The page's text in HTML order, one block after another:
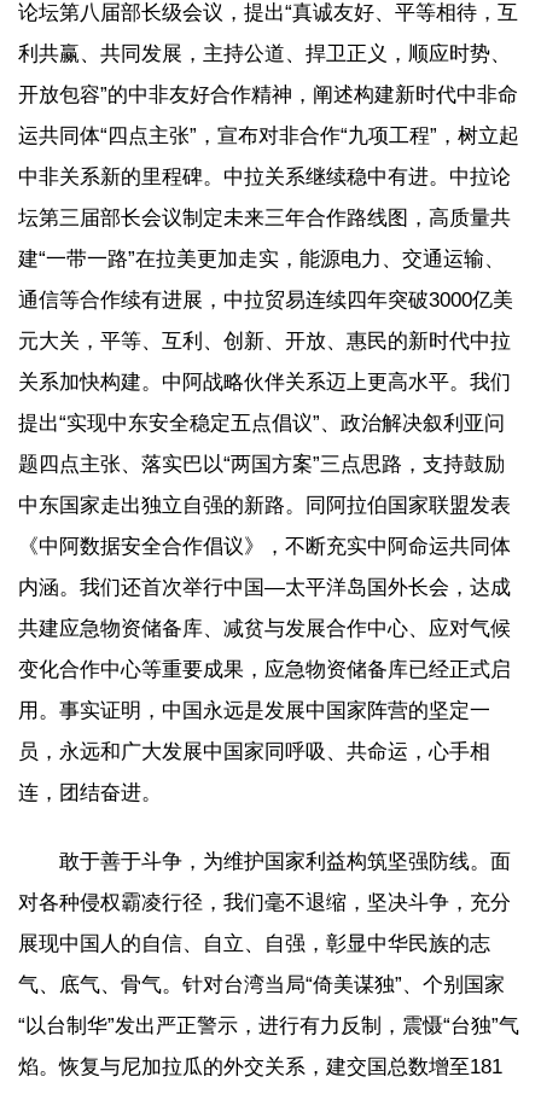
论坛第八届部长级会议，提出“真诚友好、平等相待，互
利共赢、共同发展，主持公道、捍卫正义，顺应时势、
开放包容”的中非友好合作精神，阐述构建新时代中非命
运共同体“四点主张”，宣布对非合作“九项工程”，树立起
中非关系新的里程碑。中拉关系继续稳中有进。中拉论
坛第三届部长会议制定未来三年合作路线图，高质量共
建“一带一路”在拉美更加走实，能源电力、交通运输、
通信等合作续有进展，中拉贸易连续四年突破3000亿美
元大关，平等、互利、创新、开放、惠民的新时代中拉
关系加快构建。中阿战略伙伴关系迈上更高水平。我们
提出“实现中东安全稳定五点倡议”、政治解决叙利亚问
题四点主张、落实巴以“两国方案”三点思路，支持鼓励
中东国家走出独立自强的新路。同阿拉伯国家联盟发表
《中阿数据安全合作倡议》，不断充实中阿命运共同体
内涵。我们还首次举行中国—太平洋岛国外长会，达成
共建应急物资储备库、减贫与发展合作中心、应对气候
变化合作中心等重要成果，应急物资储备库已经正式启
用。事实证明，中国永远是发展中国家阵营的坚定一
员，永远和广大发展中国家同呼吸、共命运，心手相
连，团结奋进。
敢于善于斗争，为维护国家利益构筑坚强防线。面
对各种侵权霸凌行径，我们毫不退缩，坚决斗争，充分
展现中国人的自信、自立、自强，彰显中华民族的志
气、底气、骨气。针对台湾当局“倚美谋独”、个别国家
“以台制华”发出严正警示，进行有力反制，震慑“台独”气
焰。恢复与尼加拉瓜的外交关系，建交国总数增至181